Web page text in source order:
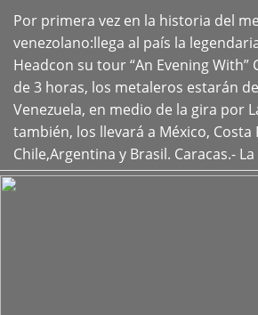
Por primera vez en la historia del
venezolano:llega al país la
Headcon su tour “An Evening
de 3 horas, los metaleros estarán
Venezuela, en medio de la gira por
también, los llevará a México, Costa
Chile,Argentina y Brasil. Caracas.-
+